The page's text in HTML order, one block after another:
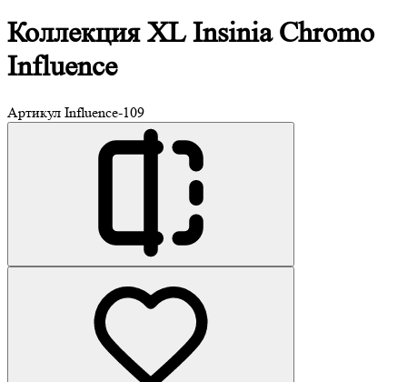
Коллекция XLInsinia Chromo
Influence
Артикул Influence-109